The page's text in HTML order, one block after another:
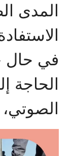
المدى
في حال
الحاجة